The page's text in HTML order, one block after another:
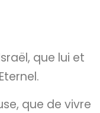
que lui et
que de vivre